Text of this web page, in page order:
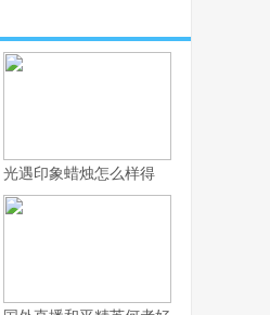
光遇印象蜡烛怎么样得